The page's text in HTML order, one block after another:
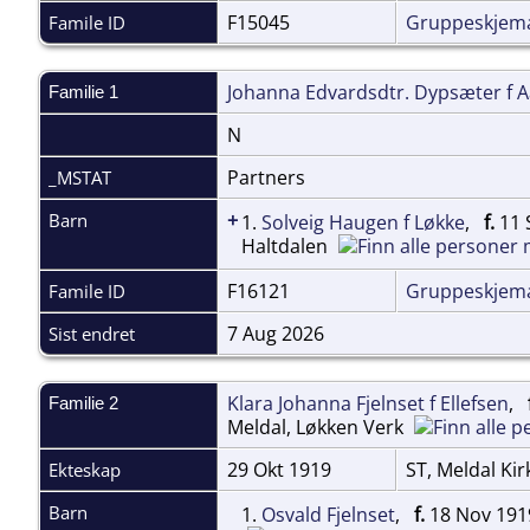
Famile ID F15045
Familie 1
Johanna Edvardsdtr. Dypsæter f
N
_MSTAT Partners
Barn +1. Solveig Haugen f Løkke, f. 11
Haltdalen
Famile ID F16121
Sist endret 7 Aug 2026
Familie 2 Klara Johanna Fjelnset f Ellefsen,
Meldal, Løkken Verk
Ekteskap 29 Okt 1919 ST, Meldal
Barn 1. Osvald Fjelnset, f. 18 Nov